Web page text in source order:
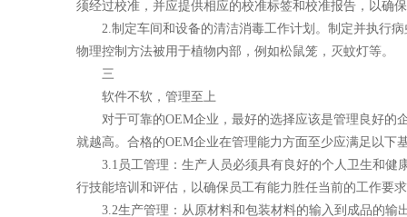
须经过校准，并应提供相应的校准标签和校准报告，以确
2.制定车间和设备的清洁消毒工作计划。制定并执行
物理控制方法被用于植物内部，例如松鼠笼，灭蚊灯等。
三
软件不软，管理至上
对于可靠的OEM企业，最好的选择应该是管理良好的
就越高。合格的OEM企业在管理能力方面至少应满足以下
3.1员工管理：生产人员必须具有良好的个人卫生和
行技能培训和评估，以确保员工有能力胜任当前的工作要
3.2生产管理：从原材料和包装材料的输入到成品的